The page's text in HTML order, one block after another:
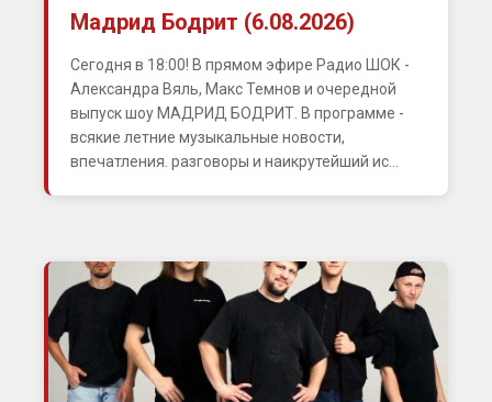
Мадрид Бодрит (6.08.2026)
Сегодня в 18:00! В прямом эфире Радио ШОК -
Александра Вяль, Макс Темнов и очередной
выпуск шоу МАДРИД БОДРИТ. В программе -
всякие летние музыкальные новости,
впечатления. разговоры и наикрутейший ис...